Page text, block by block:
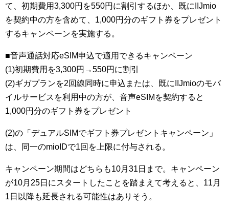
て、初期費用3,300円を550円に割引するほか、既にIIJmio
を契約中の方を含めて、1,000円分のギフト券をプレゼント
するキャンペーンを実施する。
■音声通話対応eSIM申込で適用できるキャンペーン
(1)初期費用を3,300円→550円に割引
(2)ギガプランを2回線同時に申込または、既にIIJmioのモバ
イルサービスを利用中の方が、音声eSIMを契約すると
1,000円分のギフト券をプレゼント
(2)の「デュアルSIMでギフト券プレゼントキャンペーン」
は、同一のmioIDで1回を上限に付与される。
キャンペーン期間はどちらも10月31日まで。キャンペーン
が10月25日にスタートしたことを踏まえて考えると、11月
1日以降も延長される可能性はありそう。